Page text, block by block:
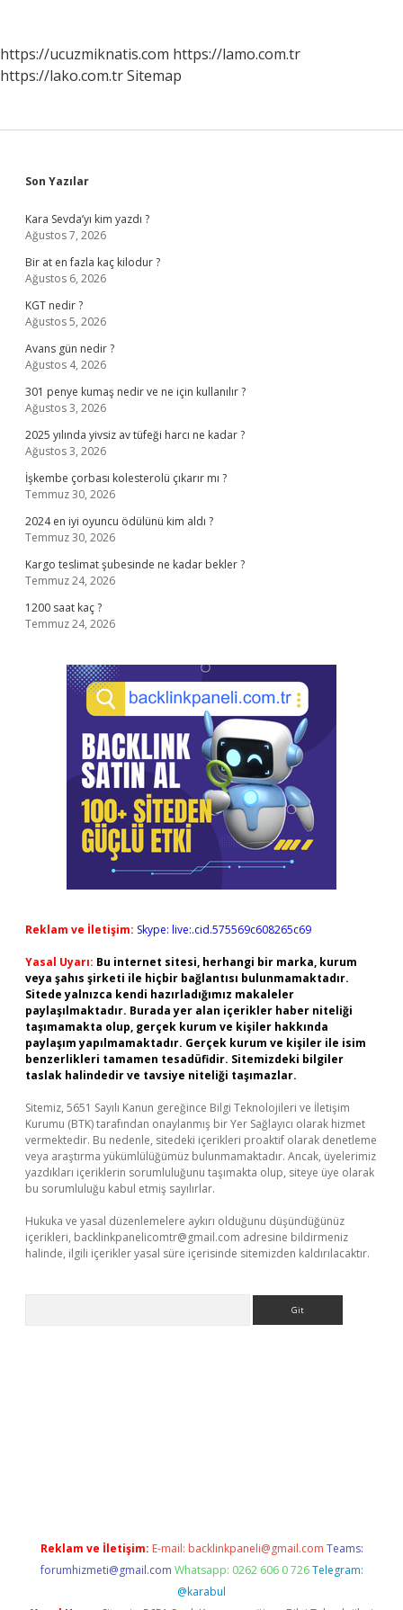
https://ucuzmiknatis.com https://lamo.com.tr
https://lako.com.trSitemap
Sidebar
Son Yazılar
Kara Sevda’yı kim yazdı ?
Ağustos 7, 2026
Bir at en fazla kaç kilodur ?
Ağustos 6, 2026
KGT nedir ?
Ağustos 5, 2026
Avans gün nedir ?
Ağustos 4, 2026
301 penye kumaş nedir ve ne için kullanılır ?
Ağustos 3, 2026
2025 yılında yivsiz av tüfeği harcı ne kadar ?
Ağustos 3, 2026
İşkembe çorbası kolesterolü çıkarır mı ?
Temmuz 30, 2026
2024 en iyi oyuncu ödülünü kim aldı ?
Temmuz 30, 2026
Kargo teslimat şubesinde ne kadar bekler ?
Temmuz 24, 2026
1200 saat kaç ?
Temmuz 24, 2026
Reklam ve İletişim: Skype: live:.cid.575569c608265c69
Yasal Uyarı: Bu internet sitesi, herhangi bir marka, kurum
veya şahıs şirketi ile hiçbir bağlantısı bulunmamaktadır.
Sitede yalnızca kendi hazırladığımız makaleler
paylaşılmaktadır. Burada yer alan içerikler haber niteliği
taşımamakta olup, gerçek kurum ve kişiler hakkında
paylaşım yapılmamaktadır. Gerçek kurum ve kişiler ile isim
benzerlikleri tamamen tesadüfidir. Sitemizdeki bilgiler
taslak halindedir ve tavsiye niteliği taşımazlar.
Sitemiz, 5651 Sayılı Kanun gereğince Bilgi Teknolojileri ve İletişim
Kurumu (BTK) tarafından onaylanmış bir Yer Sağlayıcı olarak hizmet
vermektedir. Bu nedenle, sitedeki içerikleri proaktif olarak denetleme
veya araştırma yükümlülüğümüz bulunmamaktadır. Ancak, üyelerimiz
yazdıkları içeriklerin sorumluluğunu taşımakta olup, siteye üye olarak
bu sorumluluğu kabul etmiş sayılırlar.
Hukuka ve yasal düzenlemelere aykırı olduğunu düşündüğünüz
içerikleri, backlinkpanelicomtr@gmail.com adresine bildirmeniz
halinde, ilgili içerikler yasal süre içerisinde sitemizden kaldırılacaktır.
Reklam ve İletişim: E-mail: backlinkpaneli@gmail.com Teams:
forumhizmeti@gmail.com Whatsapp: 0262 606 0 726 Telegram:
@karabul